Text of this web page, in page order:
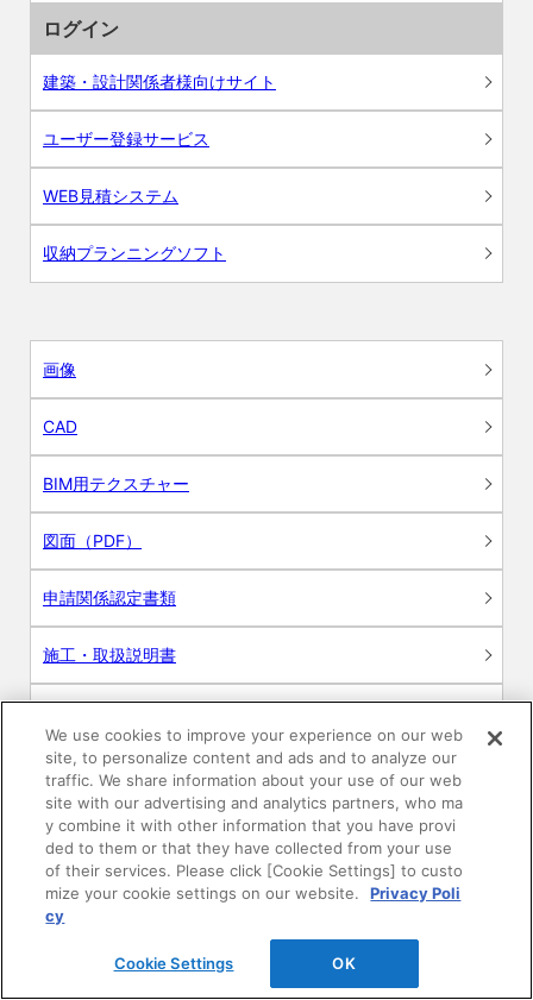
ログイン
建築・設計関係者様向けサイト
ユーザー登録サービス
WEB見積システム
収納プランニングソフト
画像
CAD
BIM用テクスチャー
図面（PDF）
申請関係認定書類
施工・取扱説明書
シミュレーションツール
24時間換気システム〈エアスマート〉
簡易設計見積ソフト
R&Dセンター環境測定・分析サービス
We use cookies to improve your experience on our web
site, to personalize content and ads and to analyze our
traffic. We share information about your use of our web
site with our advertising and analytics partners, who ma
y combine it with other information that you have provi
ded to them or that they have collected from your use
of their services. Please click [Cookie Settings] to custo
mize your cookie settings on our website.
Privacy Poli
cy
Cookie Settings OK